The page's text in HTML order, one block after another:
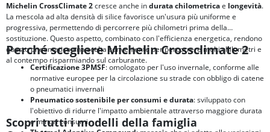
Michelin CrossClimate 2cresce anche indurata chilometricae longevità.
La mescola ad alta densità di silice favorisce un'usura più uniforme e
progressiva, permettendo di percorrere più chilometri prima della
sostituzione. Questo aspetto, combinato con l'efficienza energetica, rendono
questo pneumatico una scelta conveniente per percorrere molti chilometri e
al contempo risparmiando sul carburante.
Perché scegliere Michelin Crossclimate 2
Certificazione 3PMSF: omologato per l'uso invernale, conforme alle
normative europee per la circolazione su strade con obbligo di catene
o pneumatici invernali
Pneumatico sostenibile per consumi e durata: sviluppato con
l'obiettivo di ridurre l'impatto ambientale attraverso maggiore durata
e minori consumi
Scopri tutti i modelli della famiglia